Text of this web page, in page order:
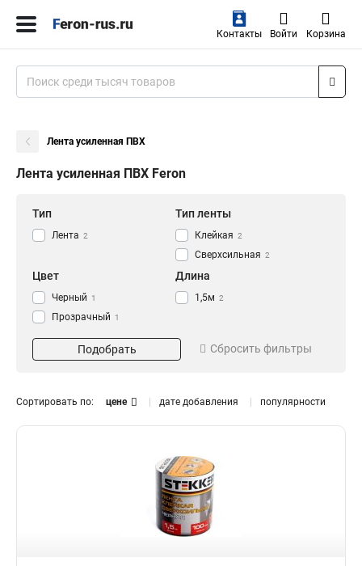
Контакты Войти Корзина
Лента усиленная ПВХ
Лента усиленная ПВХ Feron
Тип
Лента 2
Тип ленты
Клейкая 2
Сверхсильная 2
Цвет
Черный 1
Прозрачный 1
Длина
1,5м 2
Размер
0,7*100мм 2
Подобрать Сбросить фильтры
Сортировать по: цене дате добавления популярности